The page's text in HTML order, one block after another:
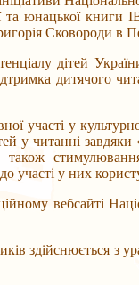
юнацької книги
Сковороди в
дітей України;
дитячого
у
у читанні
участі у них
з